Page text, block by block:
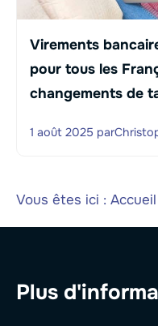
Virements
pour tous les
changements de
1 août 2025 par
Vous êtes ici : Accueil
Plus